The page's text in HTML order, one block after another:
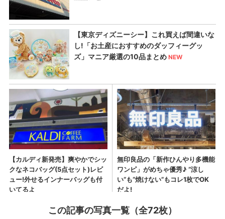
この記事の写真一覧（全72枚）